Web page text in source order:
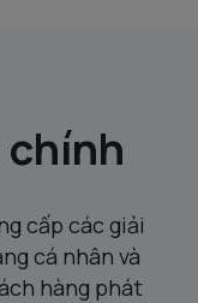
chính
cấp các giải
cá nhân và
hàng phát